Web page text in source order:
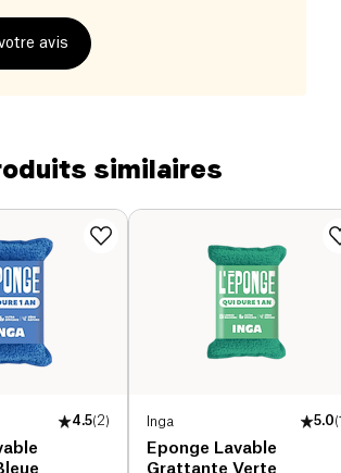
avis
similaires
4.5(2) Inga 5.0(
Eponge Lavable
Grattante Verte